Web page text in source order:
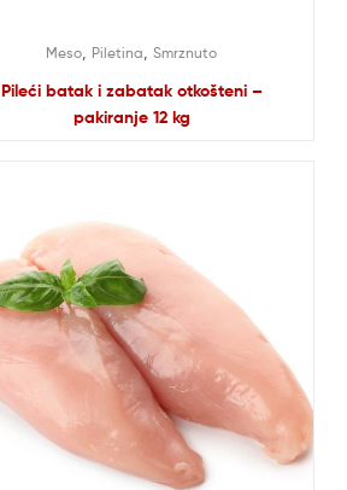
Meso Piletina ,Smrznuto
Pileći batak i zabatak otkošteni –
pakiranje 12 kg